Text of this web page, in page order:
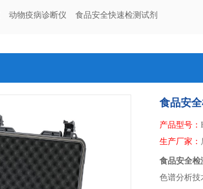
动物疫病诊断仪 食品安全快速检测试剂
食品安
产品型号：
生产厂家：
食品安全检
色谱分析技